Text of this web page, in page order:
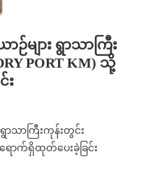
ဉ်များ ရွာသာကြီး
PORT KM) သို့
း
ာသာကြီးကုန်းတွင်း
ောက်ရှိထုတ်ပေးခဲ့ခြင်း